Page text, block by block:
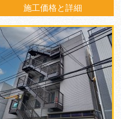
施工価格と詳細